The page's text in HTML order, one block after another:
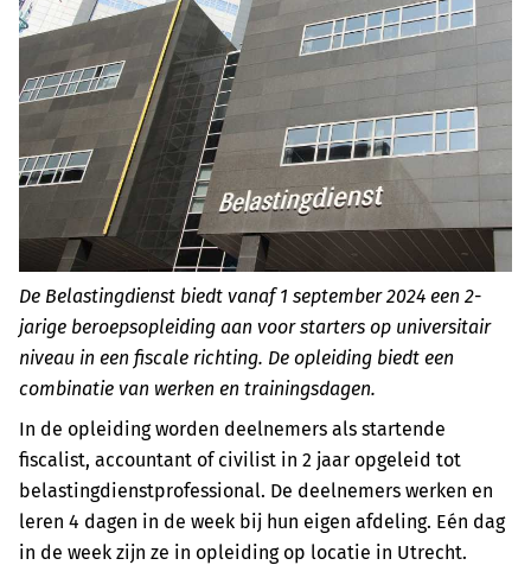
De Belastingdienst biedt vanaf 1 september 2024 een 2-
jarige beroepsopleiding aan voor starters op universitair
niveau in een fiscale richting. De opleiding biedt een
combinatie van werken en trainingsdagen.
In de opleiding worden deelnemers als startende
fiscalist, accountant of civilist in 2 jaar opgeleid tot
belastingdienstprofessional. De deelnemers werken en
leren 4 dagen in de week bij hun eigen afdeling. Eén dag
in de week zijn ze in opleiding op locatie in Utrecht.